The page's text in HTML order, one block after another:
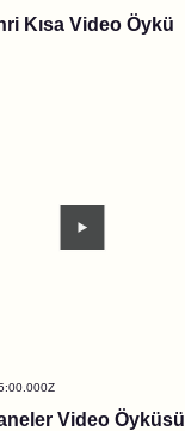
Kısa Video Öykü
Video Öyküsü